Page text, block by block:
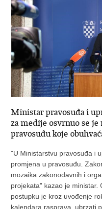
Ministar pravosuđa i
za medije osvrnuo se
pravosuđu koje
"U Ministarstvu pravosuđa i
promjena u pravosuđu.
mozaika zakonodavnih i
projekata" kazao je ministar.
postupku je kroz uvođenje
kalendara rasprava, ubrzati